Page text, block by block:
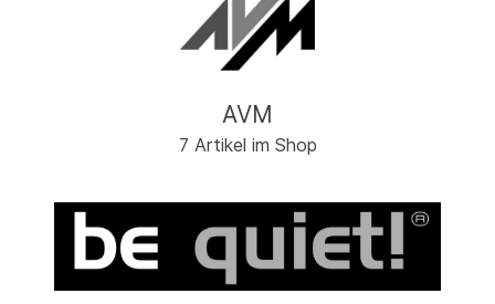
AVM
7 Artikel im Shop